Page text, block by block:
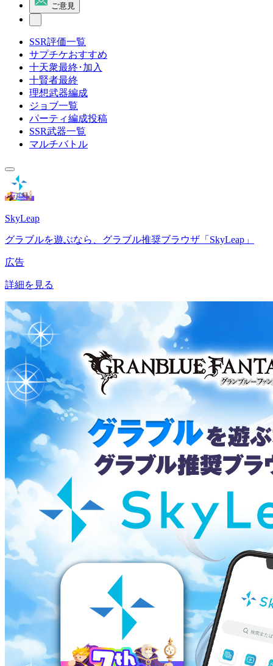
ご意見
SSR評価一覧
サプチケおすすめ
十天衆最終･加入
十賢者最終
理想武器編成
ジョブ一覧
パーティ編成投稿
SSR武器一覧
マルチバトル
SkyLeap
グラブルを遊ぶなら、グラブル推奨ブラウザ「SkyLeap」
広告
詳細を見る